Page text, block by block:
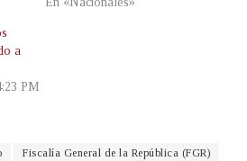
a
PM
Fiscalía General de la República (FGR)